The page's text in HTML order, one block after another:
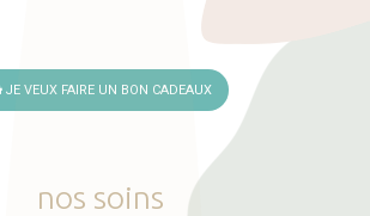
JE VEUX FAIRE UN BON CADEAUX
nos soins